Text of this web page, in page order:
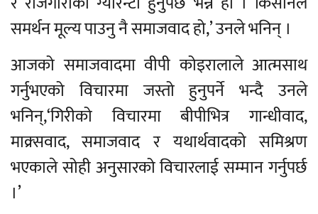
समर्थन मूल्य पाउनु नै समाजवाद हो,’ उनले भनिन् ।
आजको समाजवादमा वीपी कोइरालाले आत्मसाथ
गर्नुभएको विचारमा जस्तो हुनुपर्ने भन्दै उनले
भनिन्,‘गिरीको विचारमा बीपीभित्र गान्धीवाद,
माक्र्सवाद, समाजवाद र यथार्थवादको समिश्रण
भएकाले सोही अनुसारको विचारलाई सम्मान गर्नुपर्छ
।’